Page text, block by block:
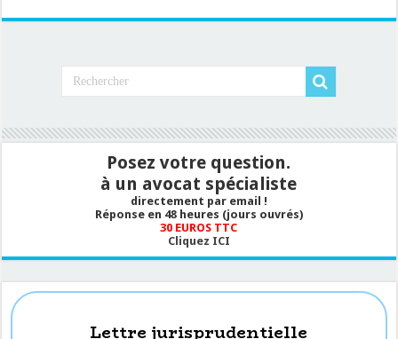
Posez votre question.
à un avocat spécialiste
directement par email !
Réponse en 48 heures (jours ouvrés)
30 EUROS TTC
Cliquez ICI
Lettre jurisprudentielle